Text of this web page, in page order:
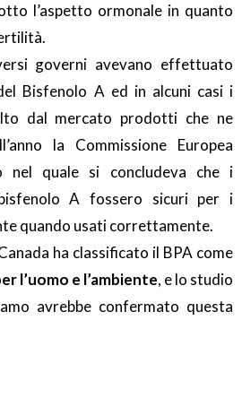
l’aspetto ormonale in quanto
governi avevano effettuato
Bisfenolo A ed in alcuni casi i
dal mercato prodotti che ne
la Commissione Europea
nel quale si concludeva che i
A fossero sicuri per i
quando usati correttamente.
ha classificato il BPA come
l’uomo e l’ambiente, e lo studio
avrebbe confermato questa